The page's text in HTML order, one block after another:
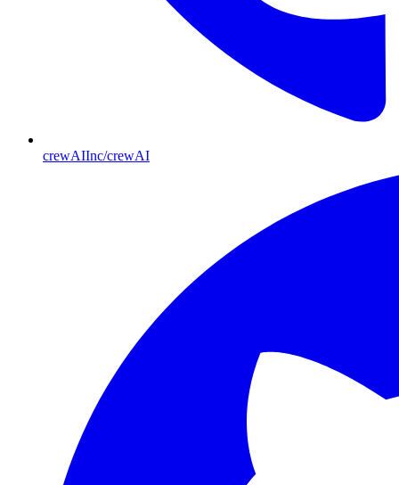
crewAIInc/crewAI